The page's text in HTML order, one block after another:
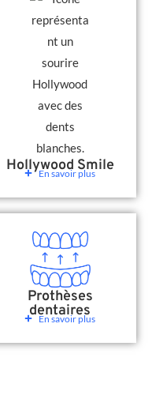
Hollywood Smile
En savoir plus
Prothèses
dentaires
En savoir plus